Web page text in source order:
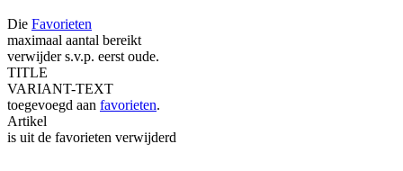
Die Favorieten
maximaal aantal bereikt
verwijder s.v.p. eerst oude.
TITLE
VARIANT-TEXT
toegevoegd aan favorieten.
Artikel
is uit de favorieten verwijderd